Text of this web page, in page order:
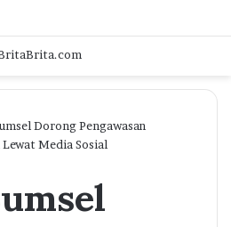
Dorong Pengawasan
Media Sosial